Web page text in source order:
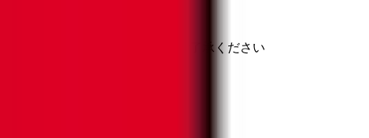
と異なる場合がありますのでご了承ください